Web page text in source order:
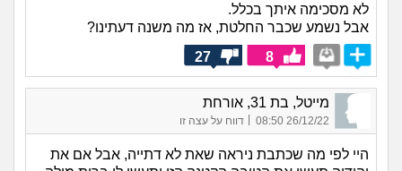
לא מסכימה איתך בכלל.
אבל נשמע שכבר החלטת, אז מה משנה דעתינו?
8
27
מייטל, בת 31, אורחת
26/12/22 08:50 דווח על עצה זו
היי לפי מה שכתבת ניראה שאת לא דתייה, אבל אם את